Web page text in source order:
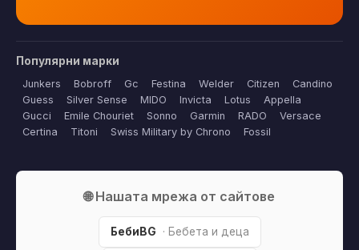
Популярни марки
Junkers Bobroff Gc Festina Welder Citizen
Candino
Guess
Silver Sense MIDO Invicta Lotus
Appella
Gucci
Emile Chouriet Sonno Garmin RADO
Versace
Certina
Titoni Swiss Military by Chrono Fossil
🌐 Нашата мрежа от сайтове
БебиBG · Бебета и деца